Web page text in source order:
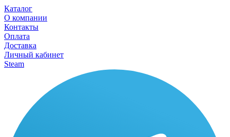
Каталог
О компании
Контакты
Оплата
Доставка
Личный кабинет
Steam